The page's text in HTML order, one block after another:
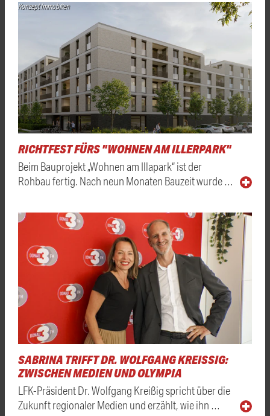
Konzept Immobilien
RICHTFEST FÜRS "WOHNEN AM ILLERPARK"
Beim Bauprojekt „Wohnen am Illapark“ ist der
Rohbau fertig. Nach neun Monaten Bauzeit wurde …
SABRINA TRIFFT DR. WOLFGANG KREISSIG: Z
WISCHEN MEDIEN UND OLYMPIA
LFK-Präsident Dr. Wolfgang Kreißig spricht über die
Zukunft regionaler Medien und erzählt, wie ihn …